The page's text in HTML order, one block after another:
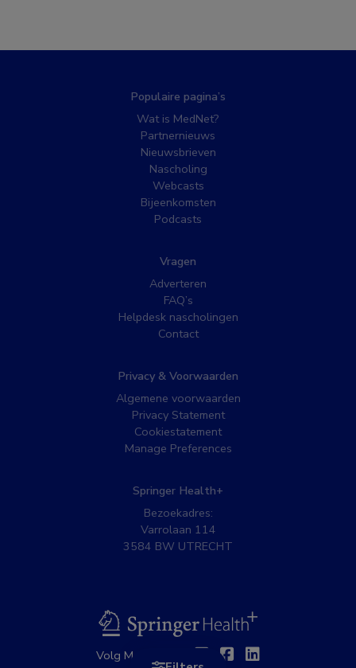
Populaire pagina’s
Wat is MedNet?
Partnernieuws
Nieuwsbrieven
Nascholing
Webcasts
Bijeenkomsten
Podcasts
Vragen
Adverteren
FAQ’s
Helpdesk nascholingen
Contact
Privacy & Voorwaarden
Algemene voorwaarden
Privacy Statement
Cookiestatement
Manage Preferences
Springer Health+
Bezoekadres:
Varrolaan 114
3584 BW UTRECHT
BSL
Volg MedNet op: TwitterFacebook
Linkedin